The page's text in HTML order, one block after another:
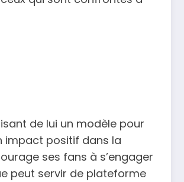
de lui un modèle pour
impact positif dans la
ses fans à s’engager
peut servir de plateforme